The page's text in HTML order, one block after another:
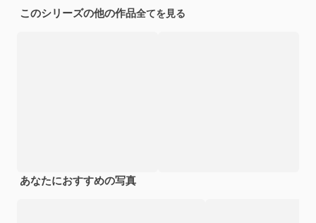
このシリーズの他の作品全てを見る
あなたにおすすめの写真